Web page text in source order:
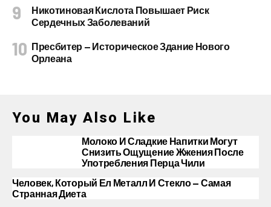
Никотиновая Кислота Повышает Риск
Сердечных Заболеваний
Пресбитер — Историческое Здание Нового
Орлеана
You May Also Like
Молоко И Сладкие Напитки Могут
Снизить Ощущение Жжения После
Употребления Перца Чили
Человек, Который Ел Металл И Стекло — Самая
Странная Диета